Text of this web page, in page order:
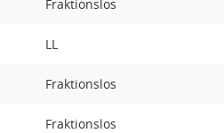
Fraktionslos
LL
Fraktionslos
Fraktionslos